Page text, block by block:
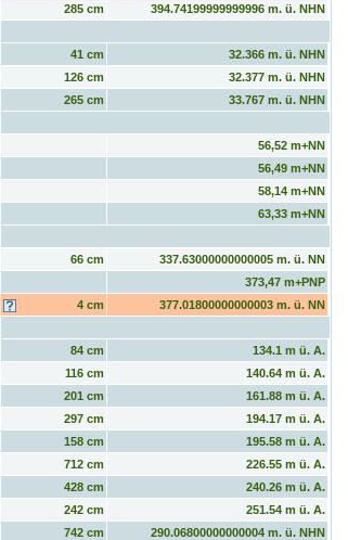
285 cm
394.74199999999996 m. ü. NHN
41 cm
32.366 m. ü. NHN
126 cm
32.377 m. ü. NHN
265 cm
33.767 m. ü. NHN
56,52 m+NN
56,49 m+NN
58,14 m+NN
63,33 m+NN
66 cm
337.63000000000005 m. ü. NN
373,47 m+PNP
4 cm
377.01800000000003 m. ü. NN
84 cm
134.1 m ü. A.
116 cm
140.64 m ü. A.
201 cm
161.88 m ü. A.
297 cm
194.17 m ü. A.
158 cm
195.58 m ü. A.
712 cm
226.55 m ü. A.
428 cm
240.26 m ü. A.
242 cm
251.54 m ü. A.
742 cm
290.06800000000004 m. ü. NHN